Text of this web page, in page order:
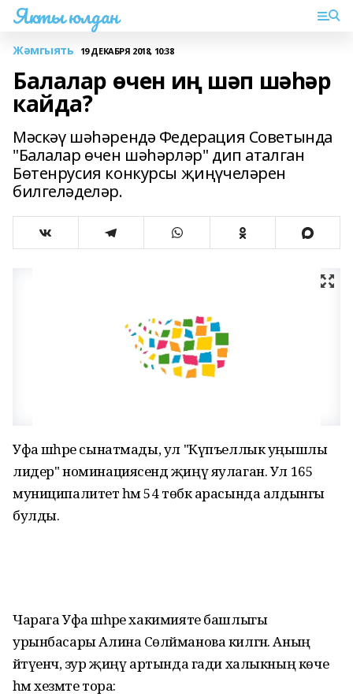
Якты юлдан
Жәмгыять 19 ДЕКАБРЯ 2018, 10:38
Балалар өчен иң шәп шәһәр
кайда?
Мәскәү шәһәрендә Федерация Советында
"Балалар өчен шәһәрләр" дип аталган
Бөтенрусия конкурсы җиңүчеләрен
билгеләделәр.
Уфа шәһәре сынатмады, ул "Күпъеллык уңышлы
лидер" номинациясендә җиңү яулаган. Ул 165
муниципалитет һәм 54 төбәк арасында алдынгы
булды.
Чарага Уфа шәһәре хакимияте башлыгы
урынбасары Алина Сөләйманова килгән. Аның
әйтүенчә, зур җиңү артында гади халыкның көче
һәм хезмәте тора: